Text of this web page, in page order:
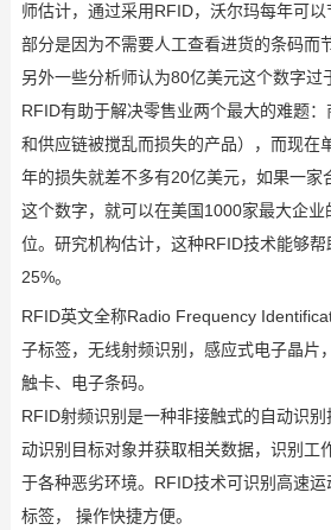
师估计，通过采用RFID，沃尔玛每年可
部分是因为不需要人工查看进货的条码而
另外一些分析师认为80亿美元这个数字过
RFID有助于解决零售业两个最大的难题
和供应链被搅乱而损失的产品），而现在
年的损失就差不多有20亿美元，如果一家
这个数字，就可以在美国1000家最大企
位。研究机构估计，这种RFID技术能够
25%。
RFID英文全称Radio Frequency
子标签，无线射频识别，感应式电子晶片
触卡、电子条码。
RFID射频识别是一种非接触式的自动识
动识别目标对象并获取相关数据，识别工
于各种恶劣环境。RFID技术可识别高速
标签， 操作快捷方便。